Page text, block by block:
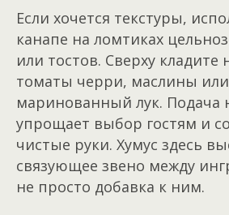
Если хочется текстуры,
канапе на ломтиках
или тостов. Сверху кладите
томаты черри, маслины или
маринованный лук. Подача
упрощает выбор гостям и
чистые руки. Хумус здесь
связующее звено между
не просто добавка к ним.